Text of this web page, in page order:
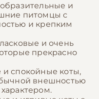
и
питомцы с
и крепким
и очень
прекрасно
спокойные коты,
внешностью